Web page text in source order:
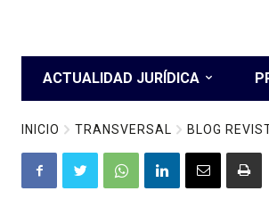
ACTUALIDAD JURÍDICA
INICIO TRANSVERSAL BLOG